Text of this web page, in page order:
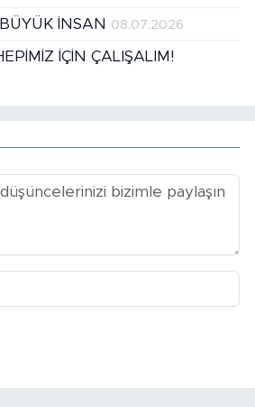
İNSAN 08.07.2026
İÇİN ÇALIŞALIM!